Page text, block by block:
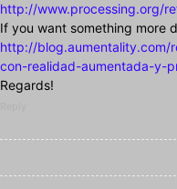
http://www.processing.org/
If you want something more
http://blog.aumentality.com/
con-realidad-aumentada-y-
Regards!